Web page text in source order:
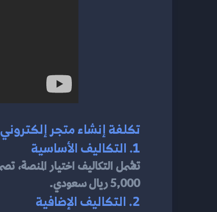
تكلفة إنشاء متجر إلكتروني
1. التكاليف الأساسية
5,000 ريال سعودي.
2. التكاليف الإضافية